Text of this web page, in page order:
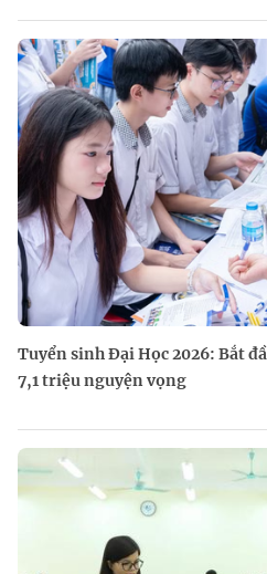
Tuyển sinh Đại Học 2026: Bắt
7,1 triệu nguyện vọng